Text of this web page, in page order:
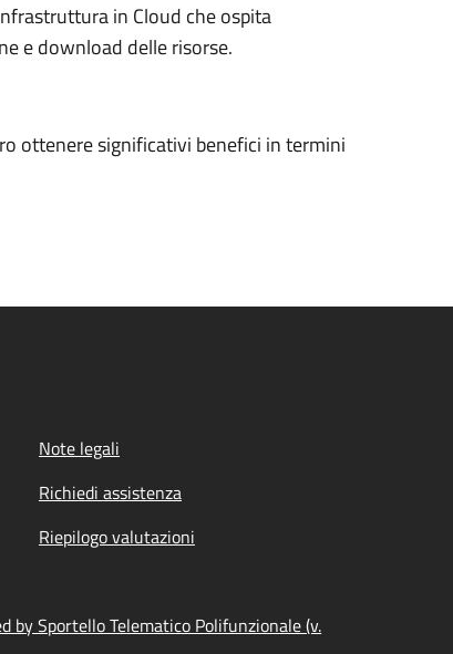
in Cloud che ospita
e download delle risorse.
ottenere significativi benefici in termini
Note legali
Richiedi assistenza
Riepilogo valutazioni
by Sportello Telematico Polifunzionale (v.